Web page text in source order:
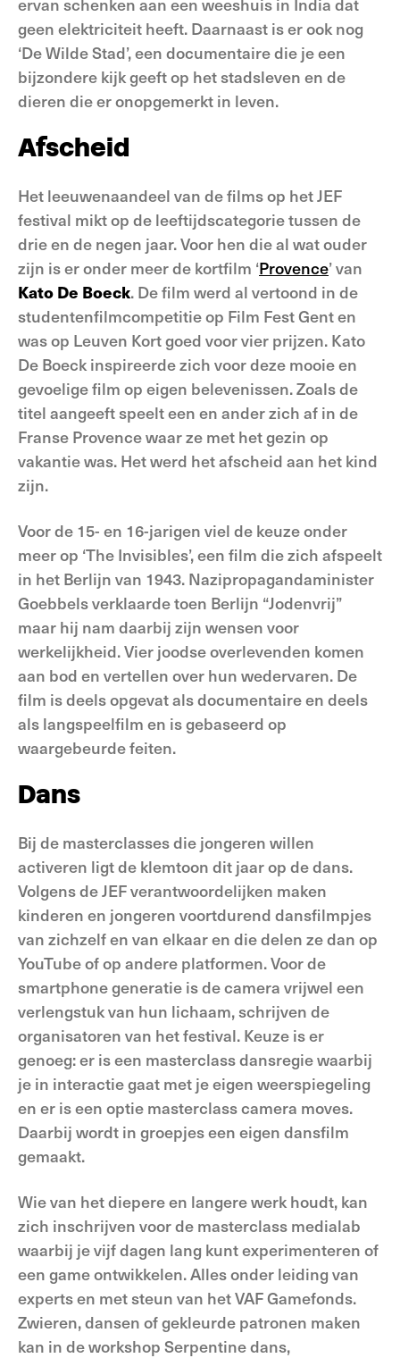
geen elektriciteit heeft. Daarnaast is er ook nog
‘De Wilde Stad’, een documentaire die je een
bijzondere kijk geeft op het stadsleven en de
dieren die er onopgemerkt in leven.
Afscheid
Het leeuwenaandeel van de films op het JEF
festival mikt op de leeftijdscategorie tussen de
drie en de negen jaar. Voor hen die al wat ouder
zijn is er onder meer de kortfilm ‘Provence’ van
Kato De Boeck. De film werd al vertoond in de
studentenfilmcompetitie op Film Fest Gent en
was op Leuven Kort goed voor vier prijzen. Kato
De Boeck inspireerde zich voor deze mooie en
gevoelige film op eigen belevenissen. Zoals de
titel aangeeft speelt een en ander zich af in de
Franse Provence waar ze met het gezin op
vakantie was. Het werd het afscheid aan het kind
zijn.
Voor de 15- en 16-jarigen viel de keuze onder
meer op ‘The Invisibles’, een film die zich afspeelt
in het Berlijn van 1943. Nazipropagandaminister
Goebbels verklaarde toen Berlijn “Jodenvrij”
maar hij nam daarbij zijn wensen voor
werkelijkheid. Vier joodse overlevenden komen
aan bod en vertellen over hun wedervaren. De
film is deels opgevat als documentaire en deels
als langspeelfilm en is gebaseerd op
waargebeurde feiten.
Dans
Bij de masterclasses die jongeren willen
activeren ligt de klemtoon dit jaar op de dans.
Volgens de JEF verantwoordelijken maken
kinderen en jongeren voortdurend dansfilmpjes
van zichzelf en van elkaar en die delen ze dan op
YouTube of op andere platformen. Voor de
smartphone generatie is de camera vrijwel een
verlengstuk van hun lichaam, schrijven de
organisatoren van het festival. Keuze is er
genoeg: er is een masterclass dansregie waarbij
je in interactie gaat met je eigen weerspiegeling
en er is een optie masterclass camera moves.
Daarbij wordt in groepjes een eigen dansfilm
gemaakt.
Wie van het diepere en langere werk houdt, kan
zich inschrijven voor de masterclass medialab
waarbij je vijf dagen lang kunt experimenteren of
een game ontwikkelen. Alles onder leiding van
experts en met steun van het VAF Gamefonds.
Zwieren, dansen of gekleurde patronen maken
kan in de workshop Serpentine dans,